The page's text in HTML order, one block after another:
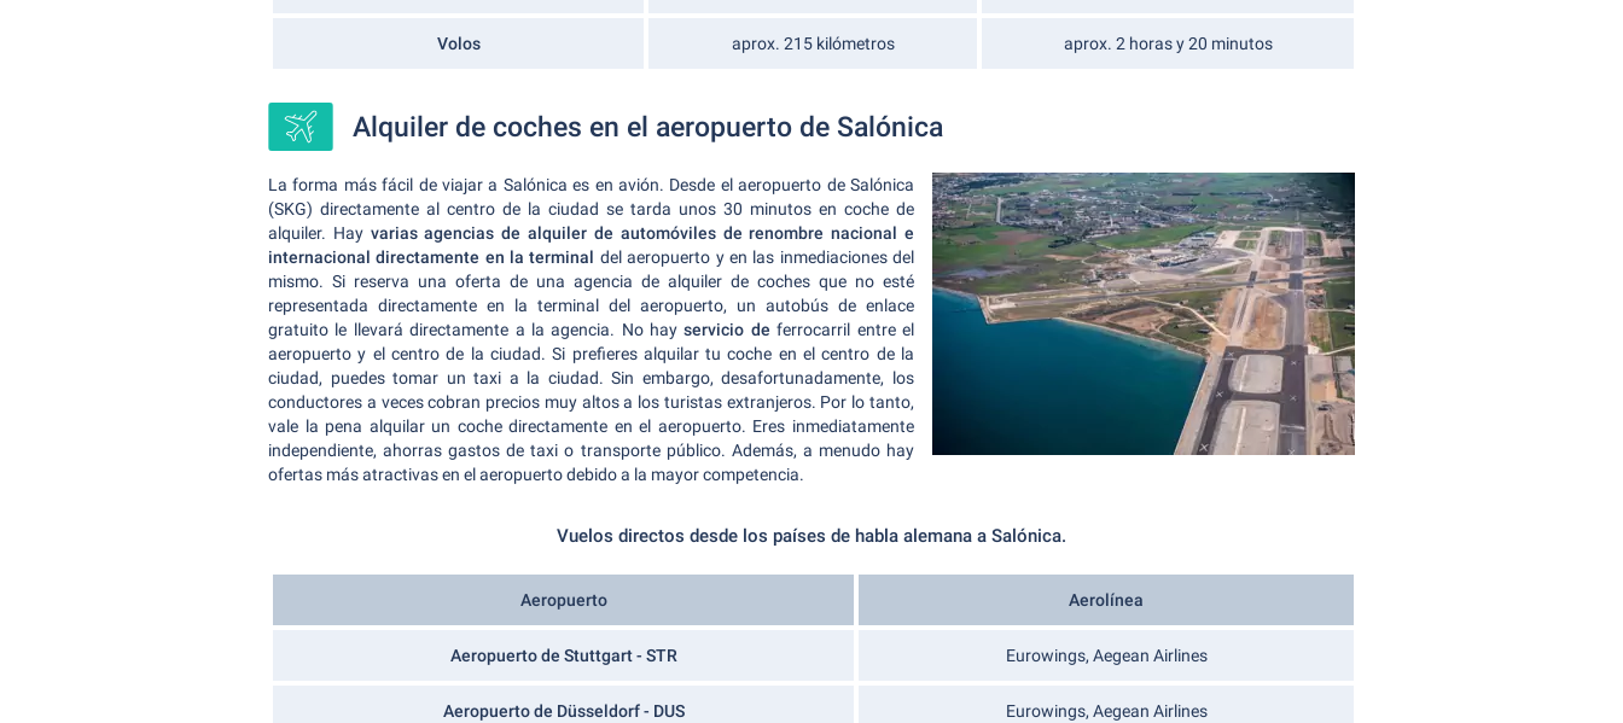
Volos aprox. 215 kilómetros aprox. 2 horas y 20 minutos
Alquiler de coches en el aeropuerto de Salónica
La forma más fácil de viajar a Salónica es en avión. Desde el aeropuerto de Salónica
(SKG) directamente al centro de la ciudad se tarda unos 30 minutos en coche de
alquiler. Hay varias agencias de alquiler de automóviles de renombre nacional e
internacional directamente en la terminal del aeropuerto y en las inmediaciones del
mismo. Si reserva una oferta de una agencia de alquiler de coches que no esté
representada directamente en la terminal del aeropuerto, un autobús de enlace
gratuito le llevará directamente a la agencia. No hayservicio de ferrocarril entre el
aeropuerto y el centro de la ciudad. Si prefieres alquilar tu coche en el centro de la
ciudad, puedes tomar un taxi a la ciudad. Sin embargo, desafortunadamente, los
conductores a veces cobran precios muy altos a los turistas extranjeros. Por lo tanto,
vale la pena alquilar un coche directamente en el aeropuerto. Eres inmediatamente
independiente, ahorras gastos de taxi o transporte público. Además, a menudo hay
ofertas más atractivas en el aeropuerto debido a la mayor competencia.
Vuelos directos desde los países de habla alemana a Salónica.
Aeropuerto Aerolínea
Aeropuerto de Stuttgart - STR Eurowings, Aegean Airlines
Aeropuerto de Düsseldorf - DUS Eurowings, Aegean Airlines